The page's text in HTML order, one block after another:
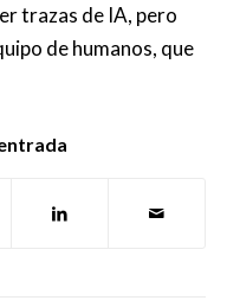
trazas de IA, pero
de humanos, que